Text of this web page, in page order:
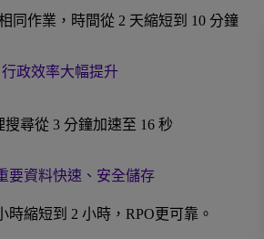
同作業，時間從 2 天縮短到 10 分鐘
行政效率大幅提升
搜尋從 3 分鐘加速至 16 秒
要資料快速、安全儲存
時縮短到 2 小時，RPO更可靠。